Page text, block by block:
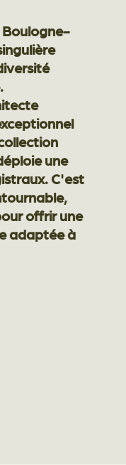
Boulogne-
une
C'est
offrir une
adaptée à